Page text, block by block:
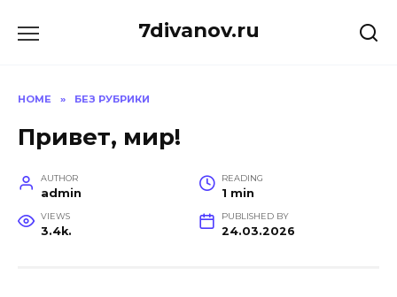
7divanov.ru
HOME » БЕЗ РУБРИКИ
Привет, мир!
AUTHOR
admin
READING
1 min
VIEWS
3.4k.
PUBLISHED BY
24.03.2026